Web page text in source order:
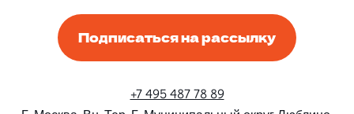
Подписаться на рассылку
+7 495 487 78 89